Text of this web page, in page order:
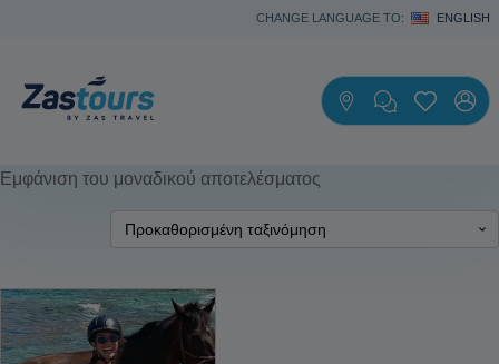
CHANGE LANGUAGE TO: ENGLISH
Εμφάνιση του μοναδικού αποτελέσματος